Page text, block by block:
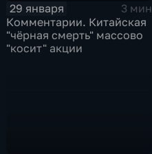
29 января
3 мин
Комментарии. Китайская
"чёрная смерть" массово
"косит" акции